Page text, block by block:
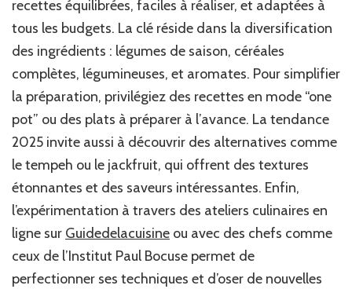
recettes équilibrées, faciles à réaliser, et adaptées à
tous les budgets. La clé réside dans la diversification
des ingrédients : légumes de saison, céréales
complètes, légumineuses, et aromates. Pour simplifier
la préparation, privilégiez des recettes en mode “one
pot” ou des plats à préparer à l’avance. La tendance
2025 invite aussi à découvrir des alternatives comme
le tempeh ou le jackfruit, qui offrent des textures
étonnantes et des saveurs intéressantes. Enfin,
l’expérimentation à travers des ateliers culinaires en
ligne sur Guidedelacuisine ou avec des chefs comme
ceux de l’Institut Paul Bocuse permet de
perfectionner ses techniques et d’oser de nouvelles